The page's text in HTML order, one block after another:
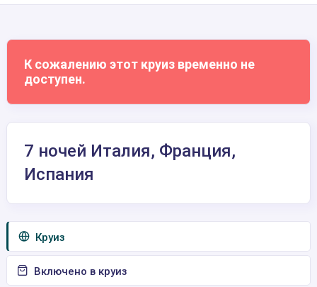
К сожалению этот круиз временно не
доступен.
7 ночей Италия, Франция,
Испания
Круиз
Включено в круиз